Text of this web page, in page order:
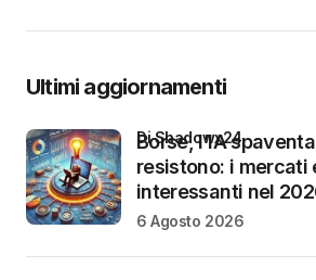
Ultimi aggiornamenti
Borse, l’IA
resistono: i mercati
interessanti nel
di Shadowx24
6 Agosto 2026